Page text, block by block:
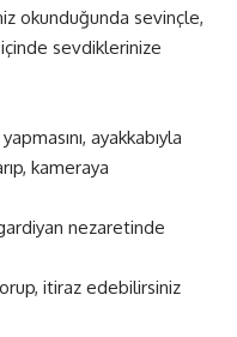
okunduğunda sevinçle,
sevdiklerinize
ayakkabıyla
kameraya
nezaretinde
itiraz edebilirsiniz